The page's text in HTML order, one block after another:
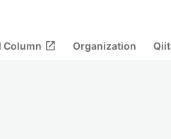
Column open_in_new Organization